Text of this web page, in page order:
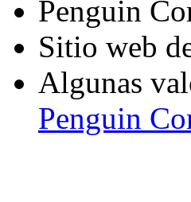
Penguin
Sitio web
Algunas
Penguin